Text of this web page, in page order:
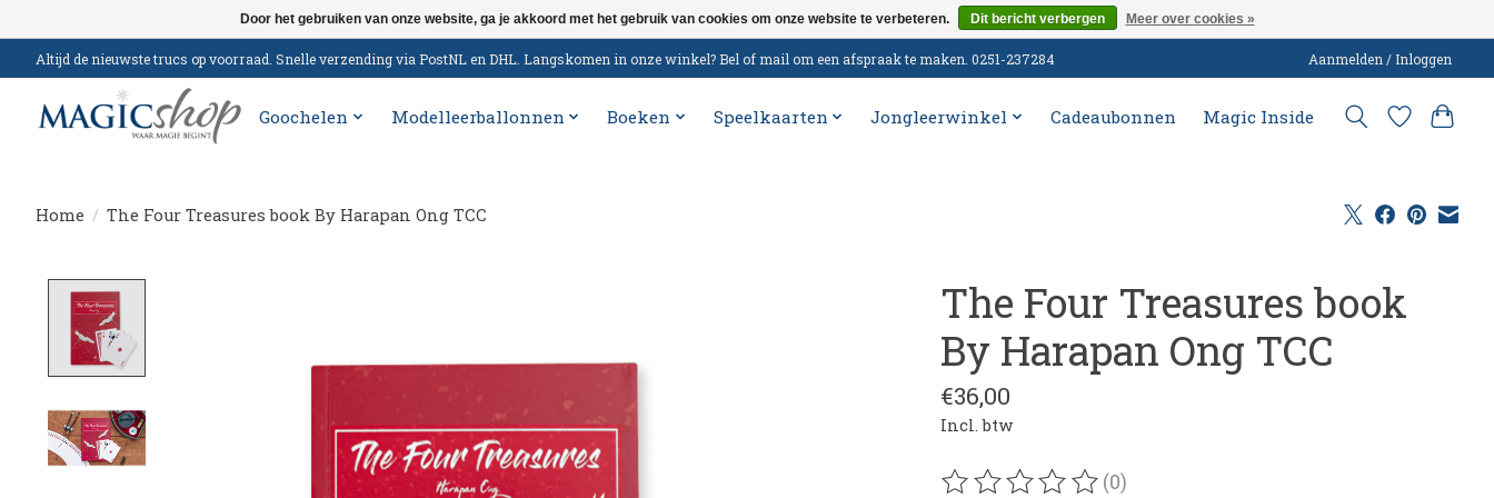
Altijd de nieuwste trucs op voorraad. Snelle verzending via PostNL en DHL. Langskomen in onze winkel? Bel of mail om een afspraak te maken. 0251-237284 Aanmelden / Inloggen
Goochelen Modelleerballonnen Boeken Speelkaarten Jongleerwinkel Cadeaubonnen Magic Inside
Home / The Four Treasures book By Harapan Ong TCC
The Four Treasures book
By Harapan Ong TCC
€36,00
Incl. btw
(0)
Door het gebruiken van onze website, ga je akkoord met het gebruik van cookies om onze website te verbeteren. Dit bericht verbergen Meer over cookies »